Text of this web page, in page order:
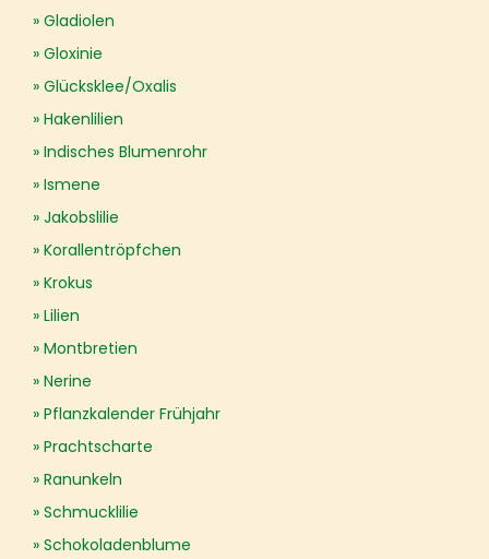
Gladiolen
Gloxinie
Glücksklee/Oxalis
Hakenlilien
Indisches Blumenrohr
Ismene
Jakobslilie
Korallentröpfchen
Krokus
Lilien
Montbretien
Nerine
Pflanzkalender Frühjahr
Prachtscharte
Ranunkeln
Schmucklilie
Schokoladenblume